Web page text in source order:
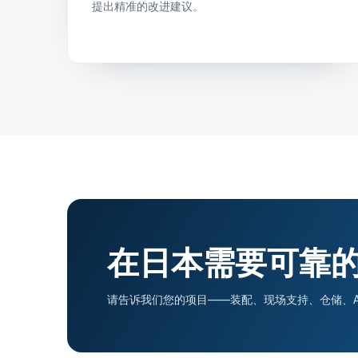
提出精准的改进建议。
在日本需要可靠
请告诉我们您的项目——装配、现场支持、仓储、